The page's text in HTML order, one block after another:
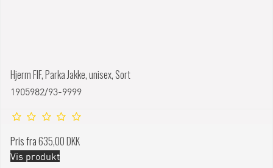
Hjerm FIF, Parka Jakke, unisex, Sort
1905982/93-9999
Pris fra635,00 DKK
Vis produkt